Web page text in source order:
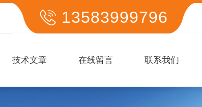
13583999796
技术文章 在线留言 联系我们